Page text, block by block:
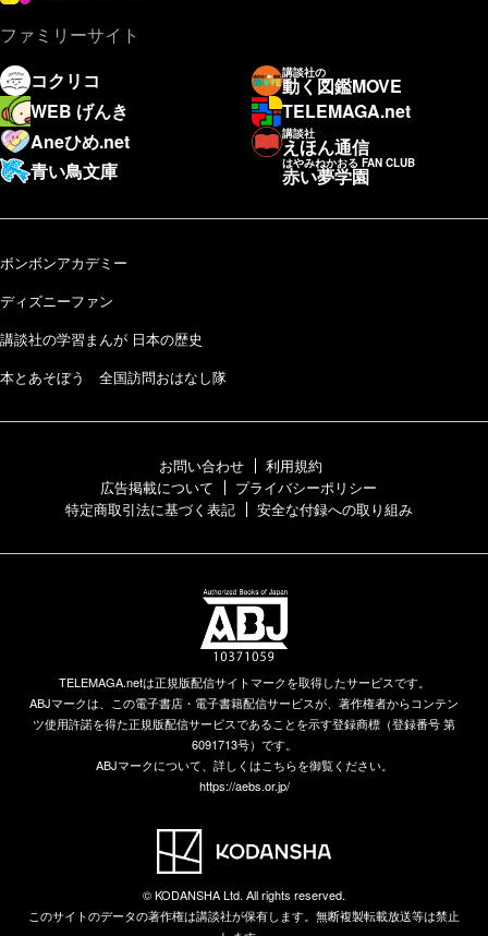
ファミリーサイト
コクリコ
講談社の
動く図鑑MOVE
WEB げんき
TELEMAGA.net
Aneひめ.net
講談社
えほん通信
青い鳥文庫
はやみねかおる FAN CLUB
赤い夢学園
ボンボンアカデミー
ディズニーファン
講談社の学習まんが 日本の歴史
本とあそぼう 全国訪問おはなし隊
お問い合わせ
利用規約
広告掲載について
プライバシーポリシー
特定商取引法に基づく表記
安全な付録への取り組み
TELEMAGA.netは正規版配信サイトマークを取得したサービスです。
ABJマークは、この電子書店・電子書籍配信サービスが、著作権者からコンテン
ツ使用許諾を得た正規版配信サービスであることを示す登録商標（登録番号 第
6091713号）です。
ABJマークについて、詳しくはこちらを御覧ください。
https://aebs.or.jp/
© KODANSHA Ltd. All rights reserved.
このサイトのデータの著作権は講談社が保有します。無断複製転載放送等は禁止